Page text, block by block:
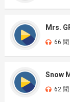
Mrs.
66 聞
Snow
62 聞